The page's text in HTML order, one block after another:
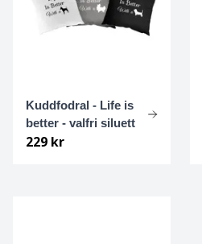
Kuddfodral - Life is
better - valfri siluett
229 kr
Irländsk terrier
Italiensk Vinthund